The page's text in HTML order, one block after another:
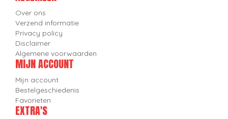
Over ons
Verzend informatie
Privacy policy
Disclaimer
Algemene voorwaarden
MIJN ACCOUNT
Mijn account
Bestelgeschiedenis
Favorieten
EXTRA'S